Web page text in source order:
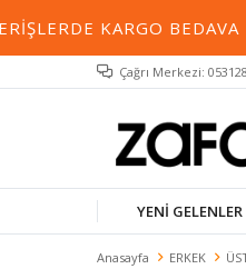
KARGO BEDAVA
Çağrı Merkezi:
YENİ GELENLER
Anasayfa ERKEK